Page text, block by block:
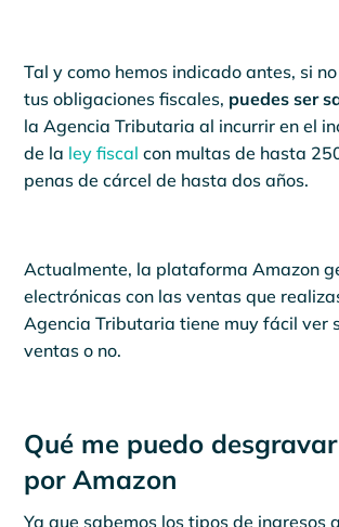
Tal y como hemos indicado antes, si
tus obligaciones fiscales, puedes ser
la Agencia Tributaria al incurrir en el
de la ley fiscal con multas de hasta
penas de cárcel de hasta dos años.
Actualmente, la plataforma Amazon
electrónicas con las ventas que
Agencia Tributaria tiene muy fácil ver
ventas o no.
Qué me puedo
por Amazon
Ya que sabemos los tipos de ingresos